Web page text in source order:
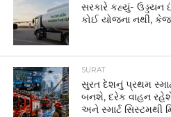
સરકારે કહ્યું- ઉડ્ડયન
કોઈ યોજના નથી,
SURAT
સુરત દેશનું પ્રથમ
બનશે, દરેક વાહન
અને સ્માર્ટ સિસ્ટમથી